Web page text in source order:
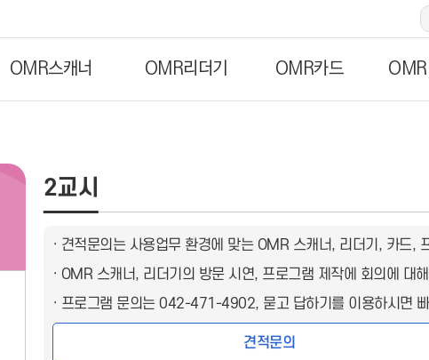
OMR스캐너 OMR리더기 OMR카드
2교시
· 견적문의는 사용업무 환경에 맞는 OMR 스캐너, 리더기, 카드,
· OMR 스캐너, 리더기의 방문 시연, 프로그램 제작에 회의에 대
· 프로그램 문의는 042-471-4902, 묻고 답하기를 이용하시면
견적문의